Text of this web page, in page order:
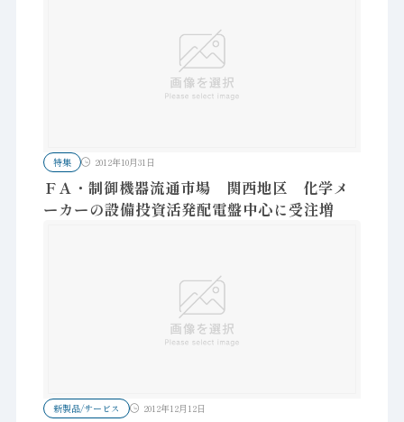
特集 2012年10月31日
ＦＡ・制御機器流通市場 関西地区 化学メ
ーカーの設備投資活発配電盤中心に受注増
新製品/サービス 2012年12月12日